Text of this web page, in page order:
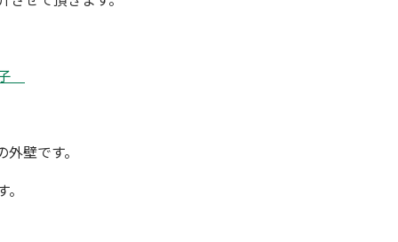
外壁です。